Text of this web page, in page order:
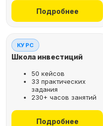
Подробнее
КУРС
Школа инвестиций
50 кейсов
33 практических
задания
230+ часов занятий
Подробнее